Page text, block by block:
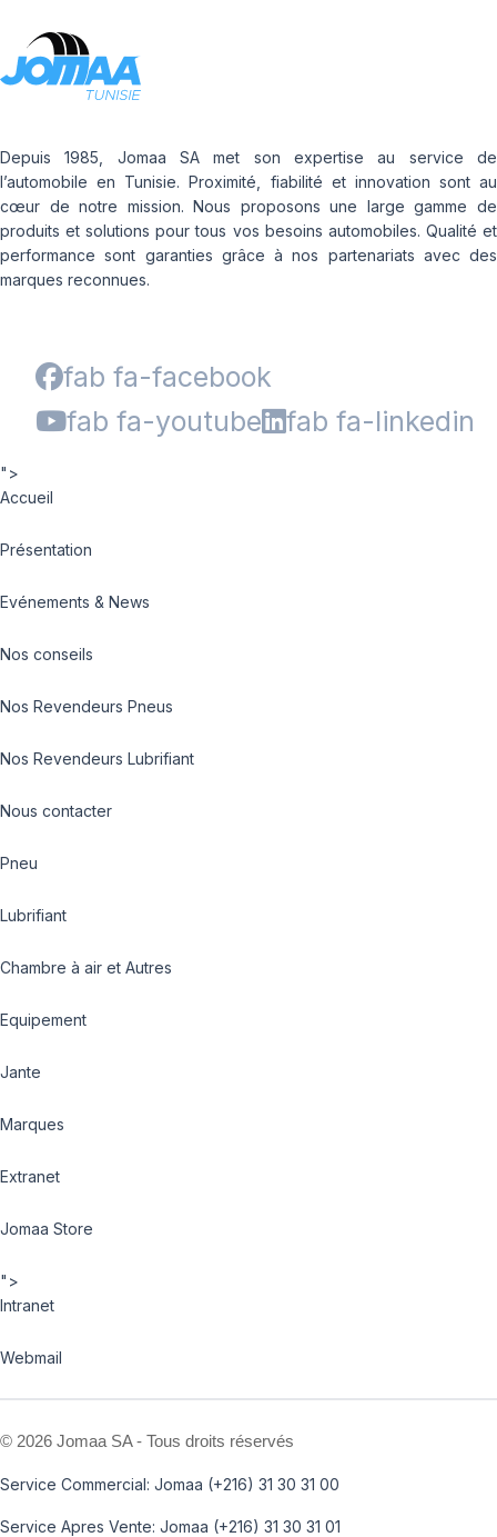
Depuis 1985, Jomaa SA met son expertise au service de
l’automobile en Tunisie. Proximité, fiabilité et innovation sont au
cœur de notre mission. Nous proposons une large gamme de
produits et solutions pour tous vos besoins automobiles. Qualité et
performance sont garanties grâce à nos partenariats avec des
marques reconnues.
fab fa-facebook
fab fa-youtube
fab fa-linkedin
">
Accueil
Présentation
Evénements & News
Nos conseils
Nos Revendeurs Pneus
Nos Revendeurs Lubrifiant
Nous contacter
Pneu
Lubrifiant
Chambre à air et Autres
Equipement
Jante
Marques
Extranet
Jomaa Store
">
Intranet
Webmail
© 2026 Jomaa SA - Tous droits réservés
Service Commercial: Jomaa (+216) 31 30 31 00
Service Apres Vente: Jomaa (+216) 31 30 31 01